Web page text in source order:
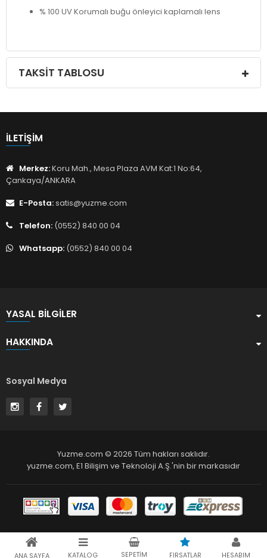
ANA SAYFA KATALOG SEPETIM FIRSATLAR HESABIM
% 100 UV Korumalı buğu önleyici kaplamalı lens
TAKSIT TABLOSU
İLETIŞIM
Merkez:Koru Mah., Mesa Plaza AVM Kat:1 No:64,
Çankaya/ANKARA
E-Posta:satis@yuzme.com
Telefon: (0552) 840 00 04
Whatsapp: (0552) 840 00 04
YASAL BILGILER
HAKKINDA
Sosyal Medya
Yuzme.com © 2026 Tüm hakları saklıdır.
yuzme.com, E1 Bilişim ve Teknoloji A.Ş.'nin bir markasıdır